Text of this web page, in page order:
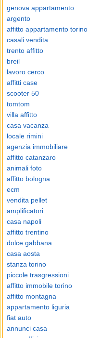
genova appartamento
argento
affitto appartamento torino
casali vendita
trento affitto
breil
lavoro cerco
affitti case
scooter 50
tomtom
villa affitto
casa vacanza
locale rimini
agenzia immobiliare
affitto catanzaro
animali foto
affitto bologna
ecm
vendita pellet
amplificatori
casa napoli
affitto trentino
dolce gabbana
casa aosta
stanza torino
piccole trasgressioni
affitto immobile torino
affitto montagna
appartamento liguria
fiat auto
annunci casa